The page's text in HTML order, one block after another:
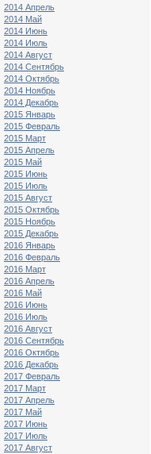
2014 Апрель
2014 Май
2014 Июнь
2014 Июль
2014 Август
2014 Сентябрь
2014 Октябрь
2014 Ноябрь
2014 Декабрь
2015 Январь
2015 Февраль
2015 Март
2015 Апрель
2015 Май
2015 Июнь
2015 Июль
2015 Август
2015 Октябрь
2015 Ноябрь
2015 Декабрь
2016 Январь
2016 Февраль
2016 Март
2016 Апрель
2016 Май
2016 Июнь
2016 Июль
2016 Август
2016 Сентябрь
2016 Октябрь
2016 Декабрь
2017 Февраль
2017 Март
2017 Апрель
2017 Май
2017 Июнь
2017 Июль
2017 Август